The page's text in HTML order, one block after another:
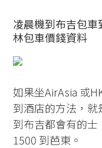
凌晨機到布吉包
林包車價錢資料
如果坐AirAsia 或
到酒店的方法，
到布吉都會有的士
1500 到芭東。